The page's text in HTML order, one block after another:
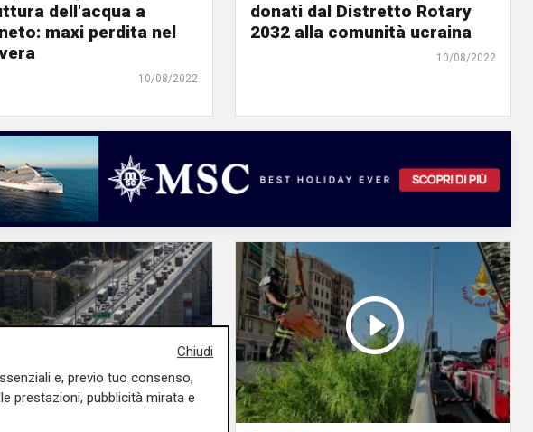
dell'acqua a
maxi perdita nel
10/08/2022
donati dal Distretto Rotary
2032 alla comunità ucraina
10/08/2022
Chiudi
e, previo tuo consenso,
prestazioni, pubblicità mirata e